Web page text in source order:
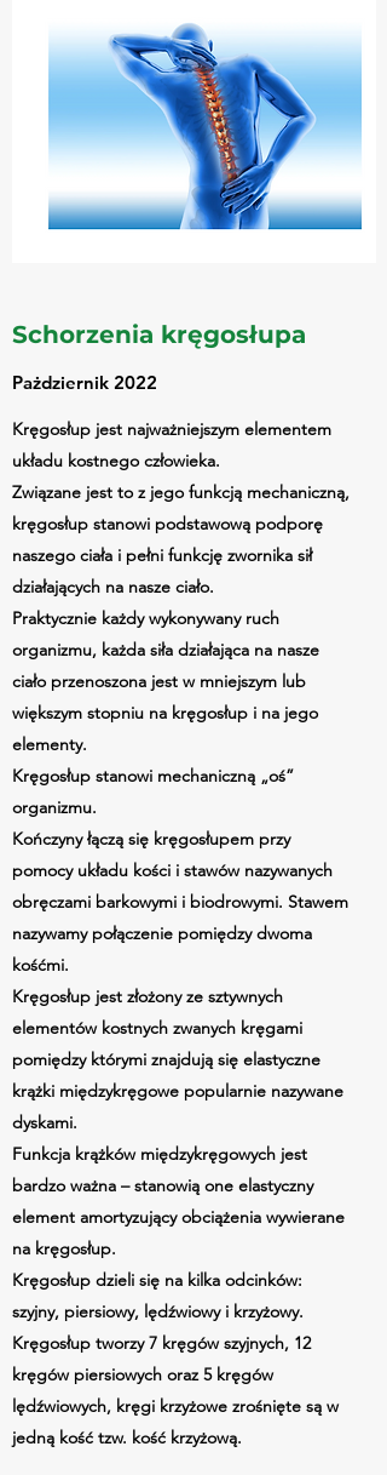
Schorzenia kręgosłupa
Pażdziernik 2022
Kręgosłup jest najważniejszym elementem
układu kostnego człowieka.
Związane jest to z jego funkcją mechaniczną,
kręgosłup stanowi podstawową podporę
naszego ciała i pełni funkcję zwornika sił
działających na nasze ciało.
Praktycznie każdy wykonywany ruch
organizmu, każda siła działająca na nasze
ciało przenoszona jest w mniejszym lub
większym stopniu na kręgosłup i na jego
elementy.
Kręgosłup stanowi mechaniczną „oś”
organizmu.
Kończyny łączą się kręgosłupem przy
pomocy układu kości i stawów nazywanych
obręczami barkowymi i biodrowymi. Stawem
nazywamy połączenie pomiędzy dwoma
kośćmi.
Kręgosłup jest złożony ze sztywnych
elementów kostnych zwanych kręgami
pomiędzy którymi znajdują się elastyczne
krążki międzykręgowe popularnie nazywane
dyskami.
Funkcja krążków międzykręgowych jest
bardzo ważna – stanowią one elastyczny
element amortyzujący obciążenia wywierane
na kręgosłup.
Kręgosłup dzieli się na kilka odcinków:
szyjny, piersiowy, lędźwiowy i krzyżowy.
Kręgosłup tworzy 7 kręgów szyjnych, 12
kręgów piersiowych oraz 5 kręgów
lędźwiowych, kręgi krzyżowe zrośnięte są w
jedną kość tzw. kość krzyżową.